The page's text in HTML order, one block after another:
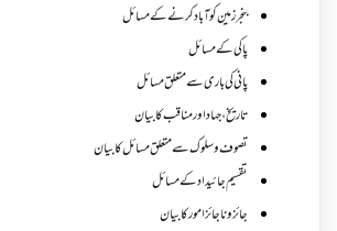
بنجر زمین کو آباد کرنے کے مسائل
پاکی کے مسائل
پانی کی باری سے متعلق مسائل
تاریخ،جہاد اور مناقب کا بیان
تصوف و سلوک سے متعلق مسائل کا بیان
تقسیم جائیداد کے مسائل
جائز و ناجائزامور کا بیان